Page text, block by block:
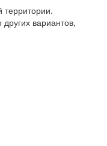
территории.
вариантов,